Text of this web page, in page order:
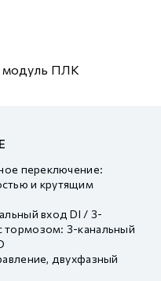
ПЛК
переключение:
и крутящим
вход DI / 3-
3-канальный
двухфазный